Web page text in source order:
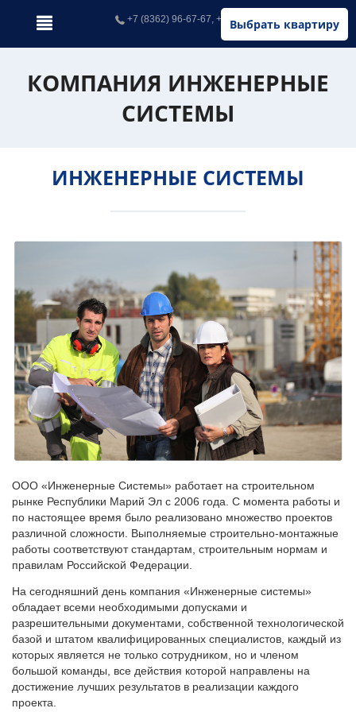
Выбрать квартиру
+7 (8362) 96-67-67, +7 (902) 326-67-67
КОМПАНИЯ ИНЖЕНЕРНЫЕ
СИСТЕМЫ
ИНЖЕНЕРНЫЕ СИСТЕМЫ
ООО «Инженерные Системы» работает на строительном
рынке Республики Марий Эл с 2006 года. С момента работы и
по настоящее время было реализовано множество проектов
различной сложности. Выполняемые строительно-монтажные
работы соответствуют стандартам, строительным нормам и
правилам Российской Федерации.
На сегодняшний день компания «Инженерные системы»
обладает всеми необходимыми допусками и
разрешительными документами, собственной технологической
базой и штатом квалифицированных специалистов, каждый из
которых является не только сотрудником, но и членом
большой команды, все действия которой направлены на
достижение лучших результатов в реализации каждого
проекта.